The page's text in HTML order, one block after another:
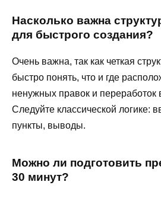
Насколько важна
для быстрого создания?
Очень важна, так как четкая
быстро понять, что и где
ненужных правок и переработок
Следуйте классической логике:
пункты, выводы.
Можно ли подготовить
30 минут?